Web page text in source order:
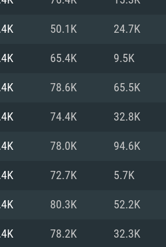
Core i5 또는 Ryzen 5
이상
DirectX 11 이상을 지
i7 (Intel Xeon 은 지
로드밴드 인터넷
간: 62.2 GB (전체 클라
Core i7
Vulkan 을 지원하고, 최
능을 가지며 최신 그래
RX 570 (6개월 미만;
50.1K 24.7K
65.4K 9.5K
78.6K 65.5K
74.4K 32.8K
78.0K 94.6K
72.7K 5.7K
80.3K 52.2K
78.2K 32.3K